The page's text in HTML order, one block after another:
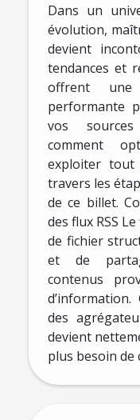
Dans un
évolution,
devient
tendances et
offrent
performante
vos sources
comment
exploiter tout
travers les
de ce billet.
des flux RSS
de fichier
et de
contenus
des
devient
plus besoin de